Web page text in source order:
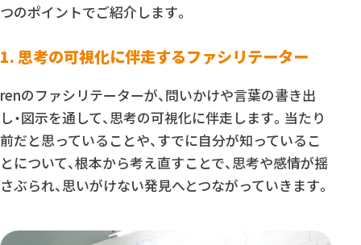
つのポイントでご紹介します。
1. 思考の可視化に伴走するファシリテーター
renのファシリテーターが、問いかけや言葉の書き出
し・図示を通して、思考の可視化に伴走します。当たり
前だと思っていることや、すでに自分が知っているこ
とについて、根本から考え直すことで、思考や感情が揺
さぶられ、思いがけない発見へとつながっていきます。